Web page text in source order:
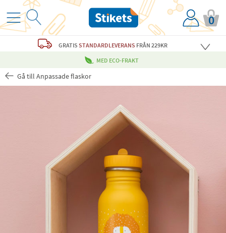
0
GRATIS STANDARDLEVERANS FRÅN 229KR
MED ECO-FRAKT
Gå till Anpassade flaskor